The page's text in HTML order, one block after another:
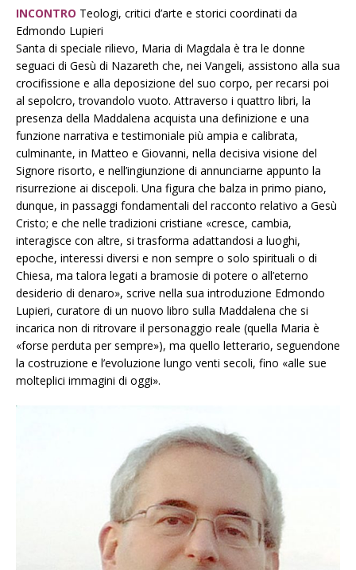
INCONTRO Teologi, critici d’arte e storici coordinati da
Edmondo Lupieri
Santa di speciale rilievo, Maria di Magdala è tra le donne
seguaci di Gesù di Nazareth che, nei Vangeli, assistono alla sua
crocifissione e alla deposizione del suo corpo, per recarsi poi
al sepolcro, trovandolo vuoto. Attraverso i quattro libri, la
presenza della Maddalena acquista una definizione e una
funzione narrativa e testimoniale più ampia e calibrata,
culminante, in Matteo e Giovanni, nella decisiva visione del
Signore risorto, e nell’ingiunzione di annunciarne appunto la
risurrezione ai discepoli. Una figura che balza in primo piano,
dunque, in passaggi fondamentali del racconto relativo a Gesù
Cristo; e che nelle tradizioni cristiane «cresce, cambia,
interagisce con altre, si trasforma adattandosi a luoghi,
epoche, interessi diversi e non sempre o solo spirituali o di
Chiesa, ma talora legati a bramosie di potere o all’eterno
desiderio di denaro», scrive nella sua introduzione Edmondo
Lupieri, curatore di un nuovo libro sulla Maddalena che si
incarica non di ritrovare il personaggio reale (quella Maria è
«forse perduta per sempre»), ma quello letterario, seguendone
la costruzione e l’evoluzione lungo venti secoli, fino «alle sue
molteplici immagini di oggi».